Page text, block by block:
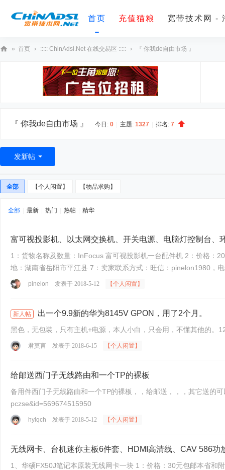
首页 充值猫粮 宽带技术网 -
» 首页 › ::::: ChinAdsl.Net 在线交易区 ::::: › 『 你我de自由市场 』
『 你我de自由市场 』 今日: 0 主题: 1327 排名: 7
发新帖
全部 【个人闲置】 【物品求购】
全部 最新 热门 热帖 精华
富可视投影机、以太网交换机、开关电源、电脑灯控制台、
1：货物名称及数量：InFocus 富可视投影机一台配件机 2：价格：
地：湖南省岳阳市平江县 7：卖家联系方式：旺信：pinelon1980
pinelon 发表于 2018-5-12 【个人闲置】
新人帖 出一个9.9新的华为8145V GPON，用了2个月。
黑色，无包装，只有主机+电源，本人小白，只会用，不懂其他的。
君莫言 发表于 2018-6-15 【个人闲置】
给邮送西门子无线路由和一个TP的裸板
备用件西门子无线路由和一个TP的裸板，，给邮送，，，其它送的
pczse&id=569674515950
hylqch 发表于 2018-5-12 【个人闲置】
无线网卡、台机迷你主板6件套、HDMI高清线、CAV 586功
1、华硕FX50J笔记本原装无线网卡一块 1：价格：30元包邮本省和附近省份 2：成色：配件级 3：物品缺陷及改动：见淘宝或详细描述。 4：三包或保修期：无 5：交易方式：淘宝https://